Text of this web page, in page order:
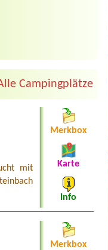
Campingplätze
mit
Merkbox
Karte
Info
Merkbox